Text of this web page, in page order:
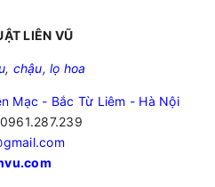
LIÊN VŨ
, chậu, lọ hoa
Mạc - Bắc Từ Liêm - Hà Nội